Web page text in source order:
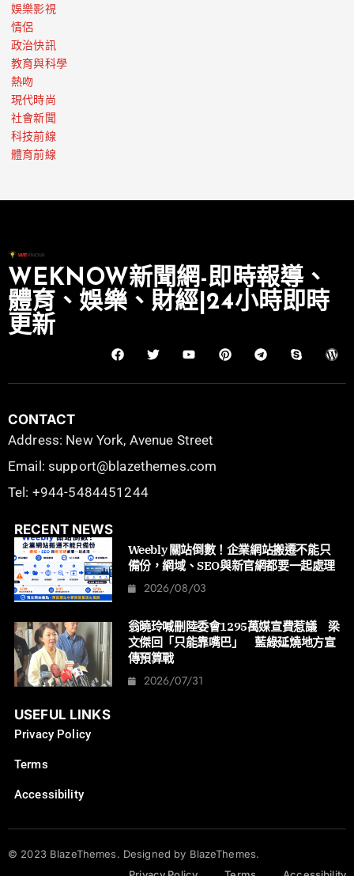
娛樂影視
情侶
政治快訊
教育與科學
熱吻
現代時尚
社會新聞
科技前線
體育前線
WEKNOW新聞網-即時報導、
體育、娛樂、財經|24小時即時
更新
CONTACT
Address: New York, Avenue Street
Email: support@blazethemes.com
Tel: +944-5484451244
RECENT NEWS
Weebly 關站倒數！企業網站搬遷不能只
備份，網域、SEO與新官網都要一起處理
2026/08/03
翁曉玲喊刪陸委會1295萬媒宣費惹議 梁
文傑回「只能靠嘴巴」 藍綠延燒地方宣
傳預算戰
2026/07/31
USEFUL LINKS
Privacy Policy
Terms
Accessibility
© 2023 BlazeThemes. Designed by BlazeThemes.